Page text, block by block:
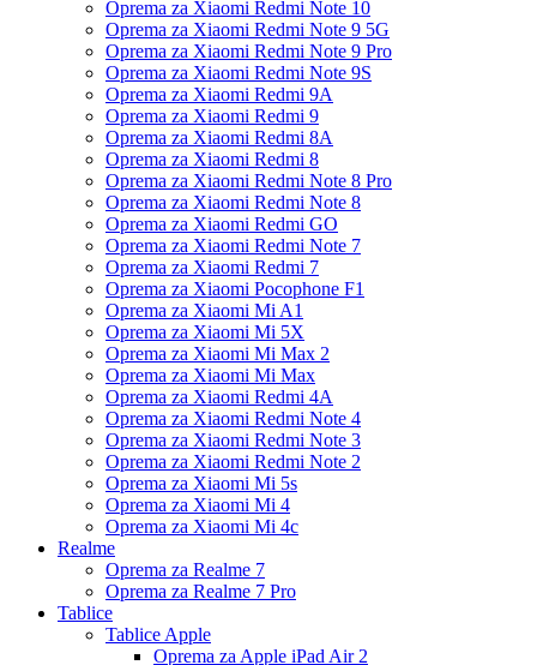
Oprema za Xiaomi Redmi Note 10
Oprema za Xiaomi Redmi Note 9 5G
Oprema za Xiaomi Redmi Note 9 Pro
Oprema za Xiaomi Redmi Note 9S
Oprema za Xiaomi Redmi 9A
Oprema za Xiaomi Redmi 9
Oprema za Xiaomi Redmi 8A
Oprema za Xiaomi Redmi 8
Oprema za Xiaomi Redmi Note 8 Pro
Oprema za Xiaomi Redmi Note 8
Oprema za Xiaomi Redmi GO
Oprema za Xiaomi Redmi Note 7
Oprema za Xiaomi Redmi 7
Oprema za Xiaomi Pocophone F1
Oprema za Xiaomi Mi A1
Oprema za Xiaomi Mi 5X
Oprema za Xiaomi Mi Max 2
Oprema za Xiaomi Mi Max
Oprema za Xiaomi Redmi 4A
Oprema za Xiaomi Redmi Note 4
Oprema za Xiaomi Redmi Note 3
Oprema za Xiaomi Redmi Note 2
Oprema za Xiaomi Mi 5s
Oprema za Xiaomi Mi 4
Oprema za Xiaomi Mi 4c
Realme
Oprema za Realme 7
Oprema za Realme 7 Pro
Tablice
Tablice Apple
Oprema za Apple iPad Air 2